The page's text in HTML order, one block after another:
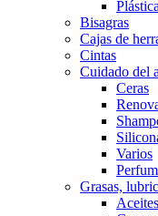
Bisagras
Cajas de
Cintas
Cuidado del
Ceras
Varios
Grasas,